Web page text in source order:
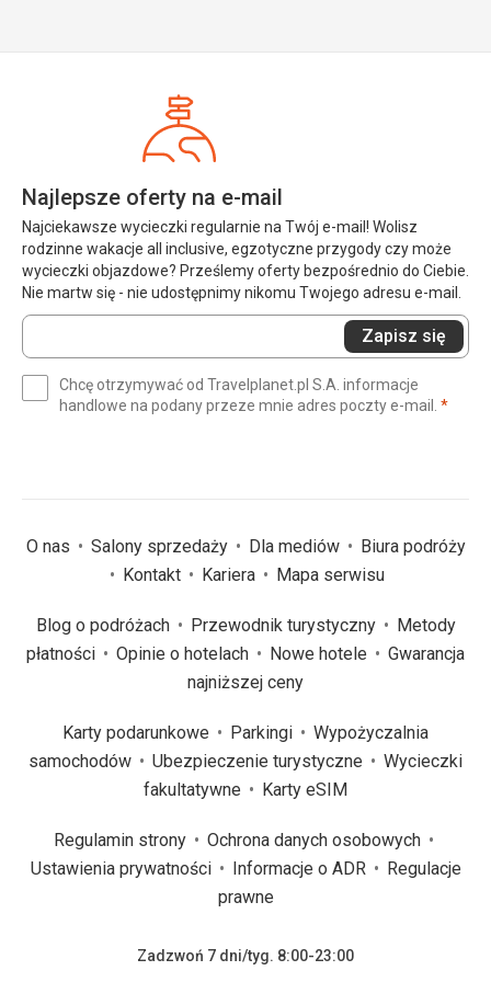
Najlepsze oferty na e-mail
Najciekawsze wycieczki regularnie na Twój e-mail! Wolisz
rodzinne wakacje all inclusive, egzotyczne przygody czy może
wycieczki objazdowe? Prześlemy oferty bezpośrednio do Ciebie.
Nie martw się - nie udostępnimy nikomu Twojego adresu e-mail.
Wprowadź
swój
(wymagane)
Zapisz się
Chcę otrzymywać od Travelplanet.pl S.A. informacje
handlowe na podany przeze mnie adres poczty e-mail. *
O nas Salony sprzedaży Dla mediów
Biura podróży
Kontakt
Kariera Mapa serwisu
Blog o podróżach Przewodnik turystyczny
Metody
płatności
Opinie o hotelach Nowe hotele
Gwarancja
najniższej ceny
Karty podarunkowe Parkingi
Wypożyczalnia
samochodów
Ubezpieczenie turystyczne
Wycieczki
fakultatywne
Karty eSIM
Regulamin strony
Ochrona danych osobowych
Ustawienia prywatności
Informacje o ADR
Regulacje
prawne
Zadzwoń 7 dni/tyg. 8:00-23:00